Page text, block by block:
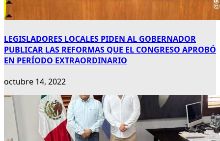
LEGISLADORES LOCALES PIDEN AL GOBERNADOR
PUBLICAR LAS REFORMAS QUE EL CONGRESO APROBÓ
EN PERÍODO EXTRAORDINARIO
octubre 14, 2022